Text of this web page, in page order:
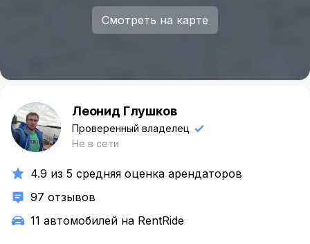
Смотреть на карте
Л Леонид Глушков
Проверенный владелец
Не в сети
4.9 из 5 средняя оценка арендаторов
97 отзывов
11 автомобилей на RentRide